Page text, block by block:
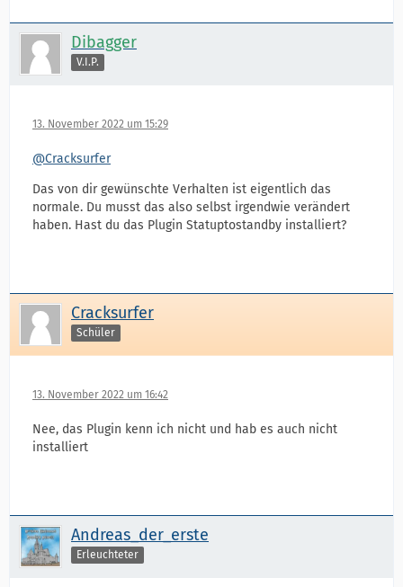
Dibagger
V.I.P.
13. November 2022 um 15:29
@Cracksurfer
Das von dir gewünschte Verhalten ist eigentlich das
normale. Du musst das also selbst irgendwie verändert
haben. Hast du das Plugin Statuptostandby installiert?
Cracksurfer
Schüler
13. November 2022 um 16:42
Nee, das Plugin kenn ich nicht und hab es auch nicht
installiert
Andreas_der_erste
Erleuchteter